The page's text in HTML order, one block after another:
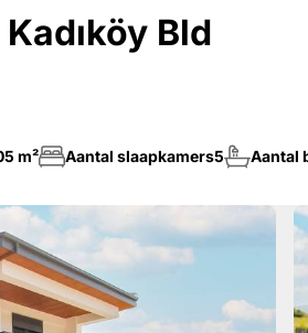
Bld
m² Aantal slaapkamers5 Aantal